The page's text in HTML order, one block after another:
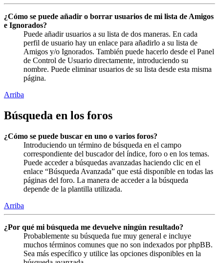
¿Cómo se puede añadir o borrar usuarios de mi lista de Amigos
e Ignorados?
Puede añadir usuarios a su lista de dos maneras. En cada
perfil de usuario hay un enlace para añadirlo a su lista de
Amigos y/o Ignorados. También puede hacerlo desde el Panel
de Control de Usuario directamente, introduciendo su
nombre. Puede eliminar usuarios de su lista desde esta misma
página.
Arriba
Búsqueda en los foros
¿Cómo se puede buscar en uno o varios foros?
Introduciendo un término de búsqueda en el campo
correspondiente del buscador del índice, foro o en los temas.
Puede acceder a búsquedas avanzadas haciendo clic en el
enlace “Búsqueda Avanzada” que está disponible en todas las
páginas del foro. La manera de acceder a la búsqueda
depende de la plantilla utilizada.
Arriba
¿Por qué mi búsqueda me devuelve ningún resultado?
Probablemente su búsqueda fue muy general e incluye
muchos términos comunes que no son indexados por phpBB.
Sea más específico y utilice las opciones disponibles en la